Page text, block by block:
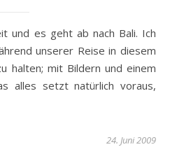
unserer Reise in diesem
halten; mit Bildern und einem
alles setzt natürlich voraus,
24. Juni 2009